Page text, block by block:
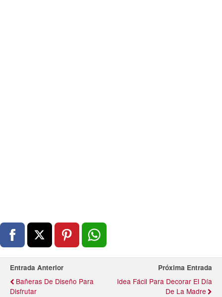
Entrada Anterior
Bañeras De Diseño Para
Disfrutar
Próxima Entrada
Idea Fácil Para Decorar El Día
De La Madre